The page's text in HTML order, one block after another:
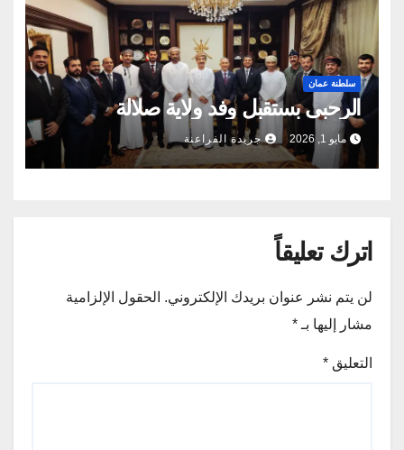
سلطنة عمان
الرحبى بستقبل وفد ولاية صلالة
مايو 1, 2026 جريدة الفراعنة
اترك تعليقاً
لن يتم نشر عنوان بريدك الإلكتروني. الحقول الإلزامية
مشار إليها بـ *
التعليق *